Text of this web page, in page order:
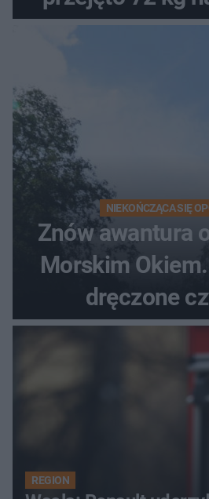
NIEKOŃCZĄCA SIĘ
Znów awantura
Morskim
dręczone
REGION